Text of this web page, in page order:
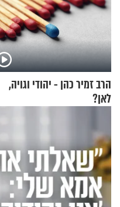
הרב זמיר כהן - יהודי וגויה,
לאן?